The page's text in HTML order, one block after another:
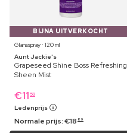
BIJNA UITVERKOCHT
Glansspray ⋅ 120 ml
Aunt Jackie's
Grapeseed Shine Boss Refreshing
Sheen Mist
€11 59
Ledenprijs
Normale prijs:€18 89